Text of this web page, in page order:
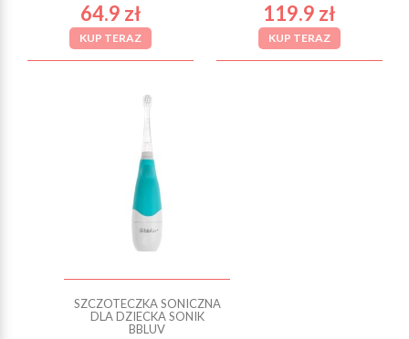
64.9 zł
KUP TERAZ
119.9 zł
KUP TERAZ
SZCZOTECZKA SONICZNA
DLA DZIECKA SONIK
BBLUV